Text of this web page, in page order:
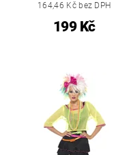
164,46 Kč bez DPH
199 Kč